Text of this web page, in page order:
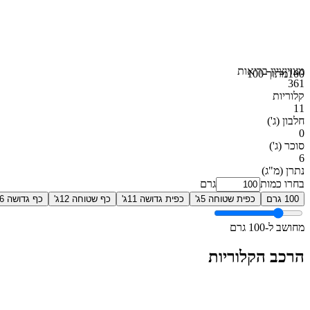
100מתוך 100מצויןציון בריאות
361
קלוריות
11
חלבון (ג')
0
סוכר (ג')
6
נתרן (מ"ג)
בחרו כמות
גרם
100 גרם כפית שטוחה 5ג' כפית גדושה 11ג' כף שטוחה 12ג' כף גדושה 26ג'
מחושב ל-100 גרם
הרכב הקלוריות